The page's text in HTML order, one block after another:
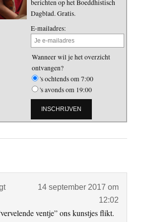
berichten op het Boeddhistisch
Dagblad. Gratis.
E-mailadres:
Wanneer wil je het overzicht
ontvangen?
's ochtends om 7:00
's avonds om 19:00
14 september 2017 om
12:02
ventje” ons kunstjes flikt.